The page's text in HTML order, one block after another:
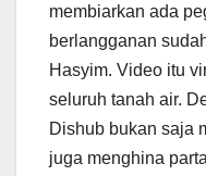
membiarkan ada
berlangganan
Hasyim. Video itu
seluruh tanah air.
Dishub bukan saja
juga menghina